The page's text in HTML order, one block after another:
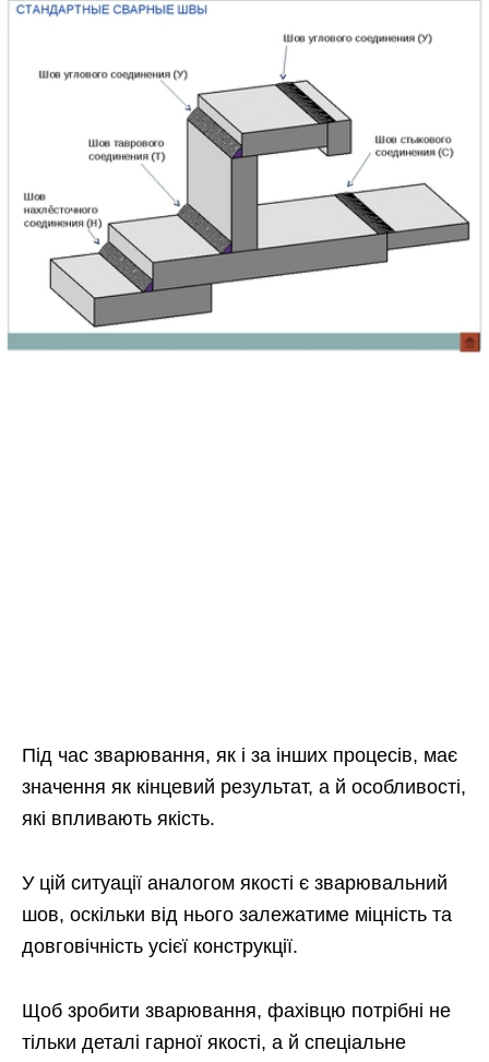
Під час зварювання, як і за інших процесів, має
значення як кінцевий результат, а й особливості,
які впливають якість.
У цій ситуації аналогом якості є зварювальний
шов, оскільки від нього залежатиме міцність та
довговічність усієї конструкції.
Щоб зробити зварювання, фахівцю потрібні не
тільки деталі гарної якості, а й спеціальне